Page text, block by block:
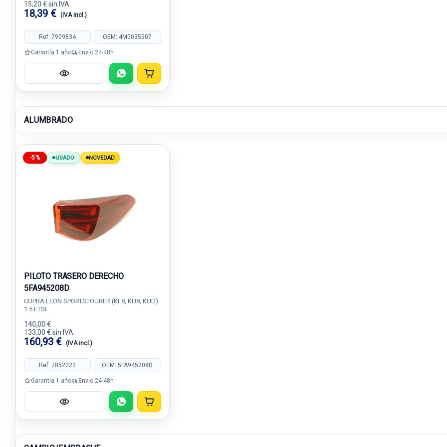
15,20 € sin IVA.
18,39 € (IVA incl.)
Ref: 7909834 OEM: 4M0035507
Garantía 1 año Envío 24-48h
ALUMBRADO
-5% USADO NOVEDAD
PILOTO TRASERO DERECHO
5FA945208D
CUPRA LEON SPORTSTOURER (KL8, KU8, KUD)
1.5 ETSI
140,00 €
133,00 € sin IVA.
160,93 € (IVA incl.)
Ref: 7852222 OEM: 5FA945208D
Garantía 1 año Envío 24-48h